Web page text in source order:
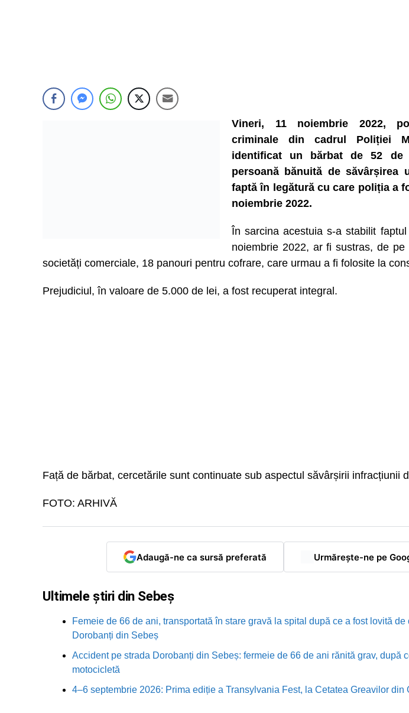
Vineri, 11 noiembrie 2022,
criminale din cadrul Poliției
identificat un bărbat de 52 de
persoană bănuită de săvârșirea
faptă în legătură cu care poliția a
noiembrie 2022.
În sarcina acestuia s-a stabilit
noiembrie 2022, ar fi sustras, de
societăți comerciale, 18 panouri pentru cofrare, care urmau a fi folosite la
Prejudiciul, în valoare de 5.000 de lei, a fost recuperat integral.
Față de bărbat, cercetările sunt continuate sub aspectul săvârșirii infracțiunii
FOTO: ARHIVĂ
Adaugă-ne ca sursă preferată Urmărește-ne pe
Ultimele știri din Sebeș
Femeie de 66 de ani, transportată în stare gravă la spital după ce a fost lovită
Dorobanți din Sebeș
Accident pe strada Dorobanți din Sebeș: fermeie de 66 de ani rănită grav, după
motocicletă
4–6 septembrie 2026: Prima ediție a Transylvania Fest, la Cetatea Greavilor din